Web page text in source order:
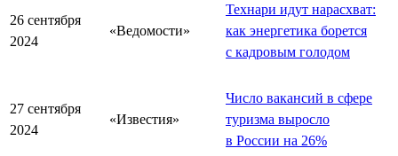
26 сентября
2024
«Ведомости»
Технари идут нарасхват:
как энергетика борется
с кадровым голодом
27 сентября
2024
«Известия»
Число вакансий в сфере
туризма выросло
в России на 26%